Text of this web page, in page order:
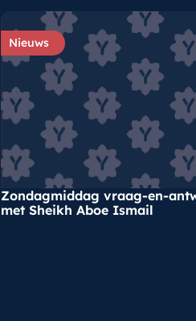
Nieuws
Zondagmiddag vraag-en-
met Sheikh Aboe Ismail